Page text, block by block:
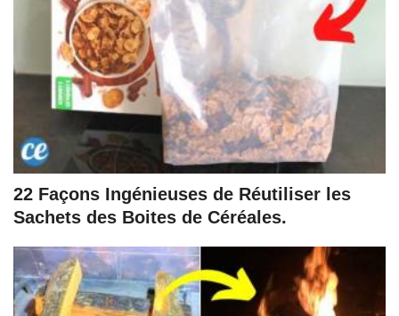
22 Façons Ingénieuses de Réutiliser les
Sachets des Boites de Céréales.